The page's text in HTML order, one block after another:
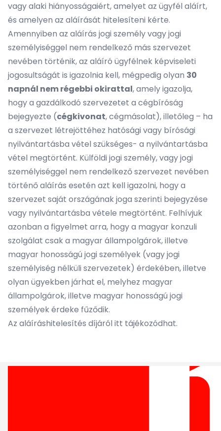
vagy alaki hiányosságaiért, amelyet az ügyfél aláírt,
és amelyen az aláírását hitelesíteni kérte.
Amennyiben az aláírás jogi személy vagy jogi
személyiséggel nem rendelkező más szervezet
nevében történik, az aláíró ügyfélnek képviseleti
jogosultságát is igazolnia kell, mégpedig olyan 30
napnál nem régebbi okirattal, amely igazolja,
hogy a gazdálkodó szervezetet a cégbíróság
bejegyezte (cégkivonat, cégmásolat), illetőleg – ha
a szervezet létrejöttéhez hatósági vagy bírósági
nyilvántartásba vétel szükséges- a nyilvántartásba
vétel megtörtént. Külföldi jogi személy, vagy jogi
személyiséggel nem rendelkező szervezet nevében
történő aláírás esetén azt kell igazolni, hogy a
szervezet saját országának joga szerinti bejegyzése
vagy nyilvántartásba vétele megtörtént. Felhívjuk
azonban a figyelmet arra, hogy a magyar konzuli
szolgálat csak a magyar állampolgárok, illetve
magyar honosságú jogi személyek (vagy jogi
személyiség nélküli szervezetek) érdekében, illetve
olyan ügyekben járhat el, melyhez magyar
állampolgárok, illetve magyar honosságú jogi
személyek érdeke fűződik.
Az aláíráshitelesítés díjáról itt tájékozódhat.